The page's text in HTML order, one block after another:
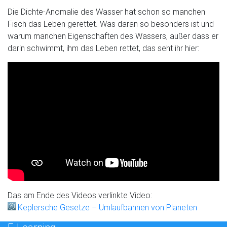
Die Dichte-Anomalie des Wasser hat schon so manchen
Fisch das Leben gerettet. Was daran so besonders ist und
warum manchen Eigenschaften des Wassers, außer dass er
darin schwimmt, ihm das Leben rettet, das seht ihr hier:
Das am Ende des Videos verlinkte Video:
Keplersche Gesetze – Umlaufbahnen von Planeten